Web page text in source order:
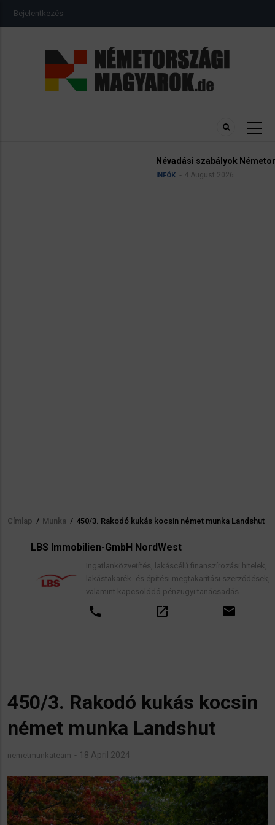
USER
ACCOUNT
Bejelentkezés
Névadási szabályok Németországban
Morzsa
Címlap / Munka / 450/3. Rakodó kukás kocsin német munka Landshut
LBS Immobilien-GmbH NordWest
Ingatlanközvetítés, lakáscélú finanszírozási hitelek,
lakástakarék- és építési megtakarítási szerződések,
valamint kapcsolódó pénzügyi tanácsadás.
450/3. Rakodó kukás kocsin
német munka Landshut
nemetmunkateam 18 April 2024